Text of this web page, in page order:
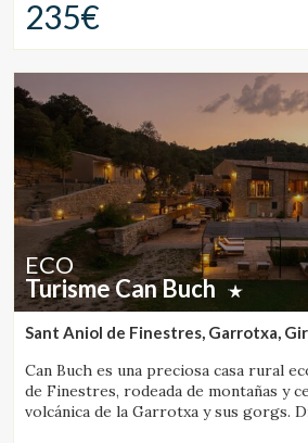
Verificar
235€
ECO
Turisme Can Buch
Sant Aniol de Finestres, Garrotxa,
Can Buch es una preciosa casa rural
de Finestres, rodeada de montañas y
volcánica de la Garrotxa y sus gorgs.